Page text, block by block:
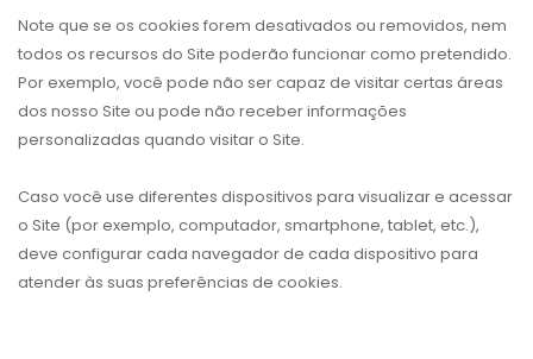
Note que se os cookies forem desativados ou removidos, nem
todos os recursos do Site poderão funcionar como pretendido.
Por exemplo, você pode não ser capaz de visitar certas áreas
dos nosso Site ou pode não receber informações
personalizadas quando visitar o Site.
Caso você use diferentes dispositivos para visualizar e acessar
o Site (por exemplo, computador, smartphone, tablet, etc.),
deve configurar cada navegador de cada dispositivo para
atender às suas preferências de cookies.